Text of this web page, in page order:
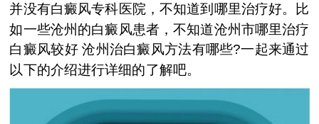
并没有白癜风专科医院，不知道到哪里治疗好。比
如一些沧州的白癜风患者，不知道沧州市哪里治疗
白癜风较好 沧州治白癜风方法有哪些?一起来通过
以下的介绍进行详细的了解吧。